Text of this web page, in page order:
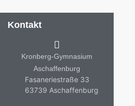
Kontakt
Kronberg-Gymnasium
Aschaffenburg
Fasaneriestraße 33
63739 Aschaffenburg